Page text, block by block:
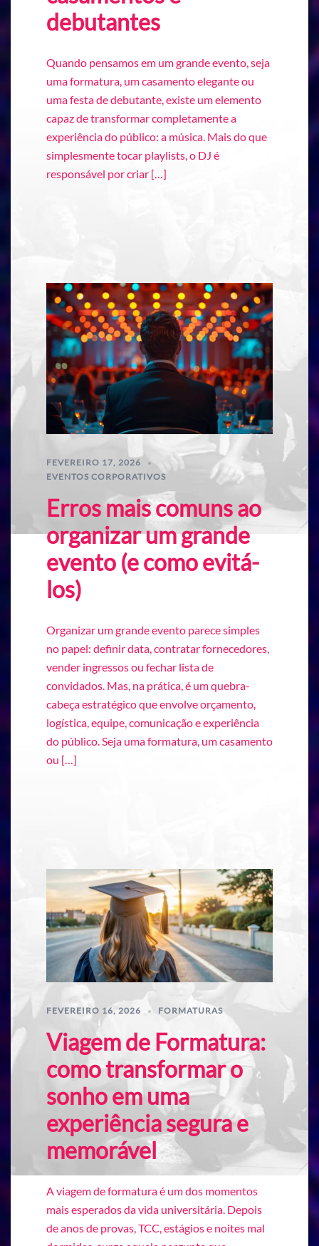
debutantes
Quando pensamos em um grande evento, seja
uma formatura, um casamento elegante ou
uma festa de debutante, existe um elemento
capaz de transformar completamente a
experiência do público: a música. Mais do que
simplesmente tocar playlists, o DJ é
responsável por criar […]
FEVEREIRO 17, 2026
EVENTOS CORPORATIVOS
Erros mais comuns ao
organizar um grande
evento (e como evitá-
los)
Organizar um grande evento parece simples
no papel: definir data, contratar fornecedores,
vender ingressos ou fechar lista de
convidados. Mas, na prática, é um quebra-
cabeça estratégico que envolve orçamento,
logística, equipe, comunicação e experiência
do público. Seja uma formatura, um casamento
ou […]
FEVEREIRO 16, 2026 FORMATURAS
Viagem de Formatura:
como transformar o
sonho em uma
experiência segura e
memorável
A viagem de formatura é um dos momentos
mais esperados da vida universitária. Depois
de anos de provas, TCC, estágios e noites mal